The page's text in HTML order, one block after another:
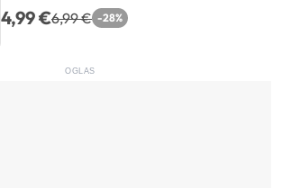
4,99 €6,99 € -28%
OGLAS